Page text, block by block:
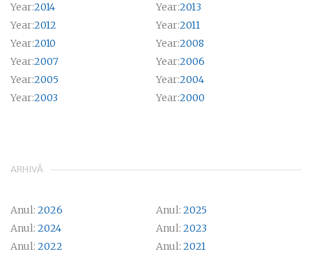
Year:2014 Year:2013
Year:2012 Year:2011
Year:2010 Year:2008
Year:2007 Year:2006
Year:2005 Year:2004
Year:2003 Year:2000
ARHIVĂ
Anul: 2026 Anul: 2025
Anul: 2024 Anul: 2023
Anul: 2022 Anul: 2021